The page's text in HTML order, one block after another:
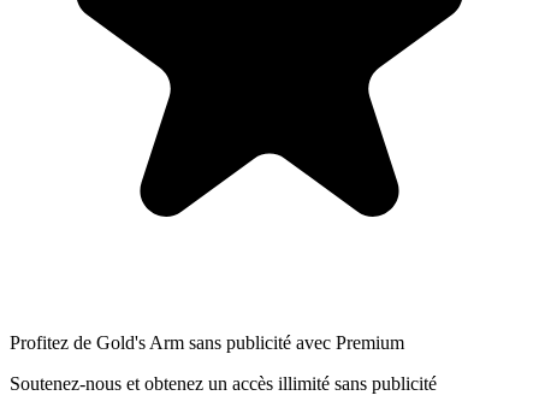
Profitez de Gold's Arm sans publicité avec Premium
Soutenez-nous et obtenez un accès illimité sans publicité